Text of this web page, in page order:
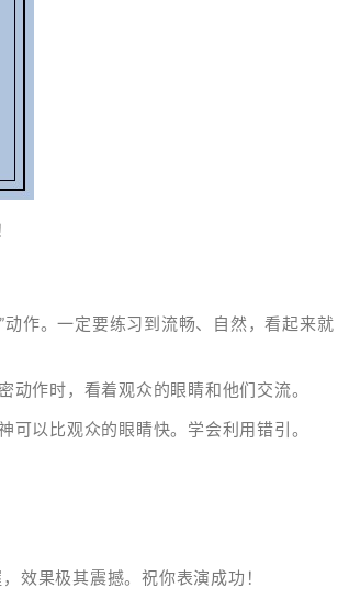
动作。一定要练习到流畅、自然，看起来就
作时，看着观众的眼睛和他们交流。
以比观众的眼睛快。学会利用错引。
效果极其震撼。祝你表演成功！